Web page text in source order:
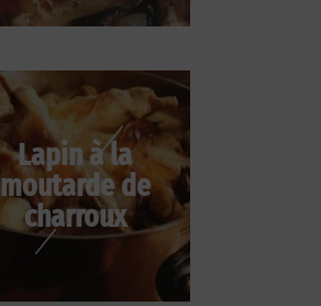
Lapin à la
moutarde de
charroux